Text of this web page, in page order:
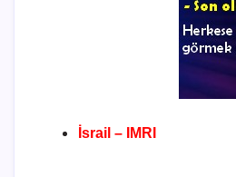
İsrail – IMRI